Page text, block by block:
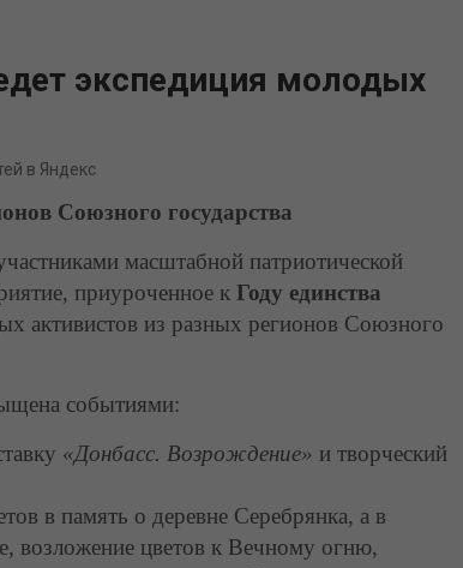
экспедиция молодых
в Яндекс
Союзного государства
масштабной патриотической
приуроченное к Году единства
активистов из разных регионов Союзного
событиями:
«Донбасс. Возрождение» и творческий
в память о деревне Серебрянка, а в
возложение цветов к Вечному огню,